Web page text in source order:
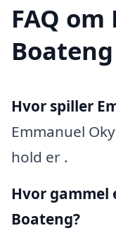
FAQ
Boateng
Hvor spiller
Emmanuel
hold er .
Hvor gammel
Boateng?